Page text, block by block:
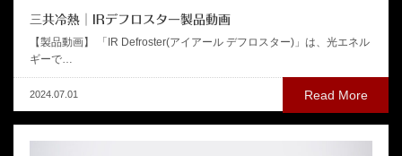
三共冷熱│IRデフロスター製品動画
【製品動画】 「IR Defroster(アイアール デフロスター)」は、光エネル
ギーで…
Read More
2024.07.01